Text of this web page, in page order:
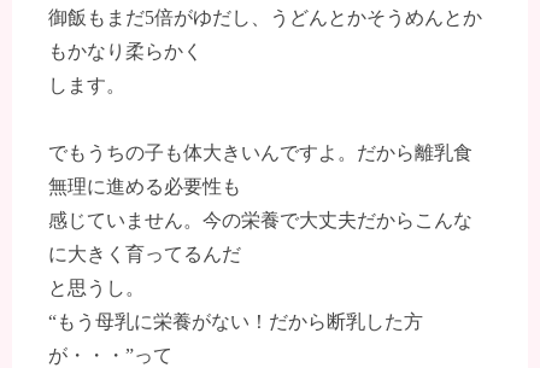
御飯もまだ5倍がゆだし、うどんとかそうめんとか
もかなり柔らかく
します。
でもうちの子も体大きいんですよ。だから離乳食
無理に進める必要性も
感じていません。今の栄養で大丈夫だからこんな
に大きく育ってるんだ
と思うし。
“もう母乳に栄養がない！だから断乳した方
が・・・”って